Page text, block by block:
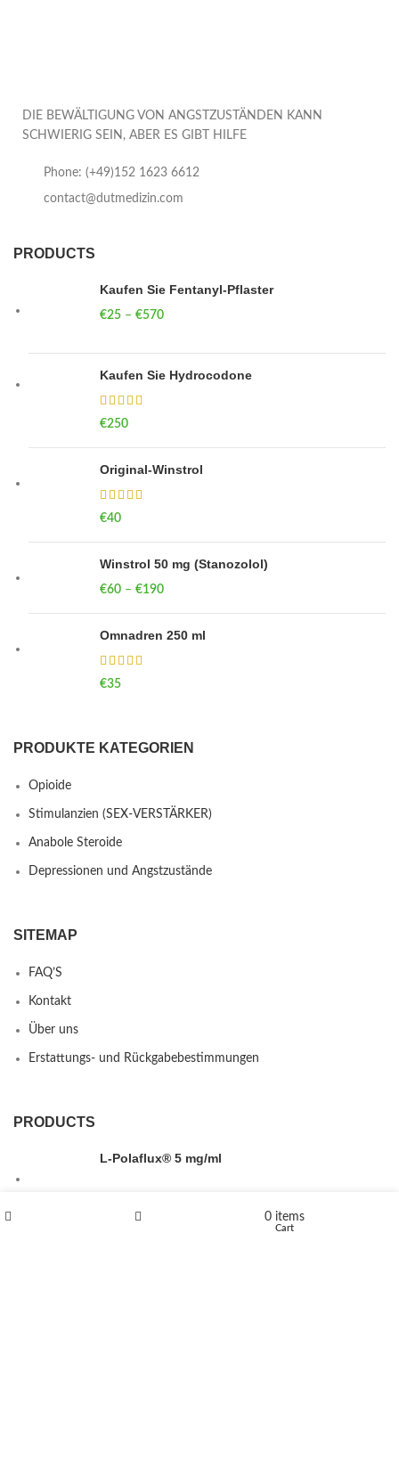
DIE BEWÄLTIGUNG VON ANGSTZUSTÄNDEN KANN
SCHWIERIG SEIN, ABER ES GIBT HILFE
Phone: (+49)152 1623 6612
contact@dutmedizin.com
PRODUCTS
Kaufen Sie Fentanyl-Pflaster
€25 – €570
Kaufen Sie Hydrocodone
€250
Original-Winstrol
€40
Winstrol 50 mg (Stanozolol)
€60 – €190
Omnadren 250 ml
€35
PRODUKTE KATEGORIEN
Opioide
Stimulanzien (SEX-VERSTÄRKER)
Anabole Steroide
Depressionen und Angstzustände
SITEMAP
FAQ’S
Kontakt
Über uns
Erstattungs- und Rückgabebestimmungen
PRODUCTS
L-Polaflux® 5 mg/ml
0 items
Cart